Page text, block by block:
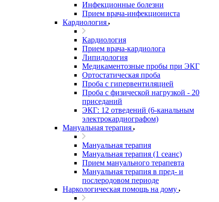
Инфекционные болезни
Прием врача-инфекциониста
Кардиология
Кардиология
Прием врача-кардиолога
Липидология
Медикаментозные пробы при ЭКГ
Ортостатическая проба
Проба с гипервентиляцией
Проба с физической нагрузкой - 20
приседаний
ЭКГ: 12 отведений (6-канальным
электрокардиографом)
Мануальная терапия
Мануальная терапия
Мануальная терапия (1 сеанс)
Прием мануального терапевта
Мануальная терапия в пред- и
послеродовом периоде
Наркологическая помощь на дому